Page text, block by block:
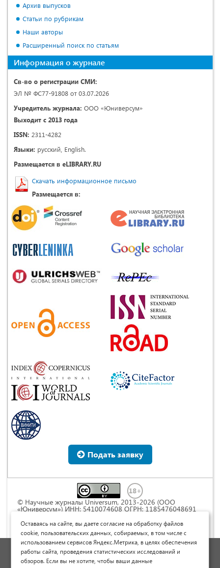
Архив выпусков
Статьи по рубрикам
Наши авторы
Расширенный поиск по статьям
Информация о журнале
Св-во о регистрации СМИ:
ЭЛ № ФС77-91808 от 03.07.2026
Учредитель журнала: ООО «Юниверсум»
Выходит с 2013 года
ISSN: 2311-4282
Языки: русский, English.
Размещается в eLIBRARY.RU
Скачать информационное письмо
Размещается в:
Подать заявку
© Научные журналы Universum, 2013-2026 (ООО
«Юниверсум») ИНН: 5410074608 ОГРН: 1185476048691
Commons « Attribution» («Атрибуция») 4.0
Непортированная
Политика обработки персональных данных
Договор оферты
Оставаясь на сайте, вы даете согласие на обработку файлов
cookie, пользовательских данных, собираемых, в том числе с
использованием сервисов Яндекс.Метрика, в целях обеспечения
работы сайта, проведения статистических исследований и
обзоров. Если вы не хотите, чтобы ваши данные